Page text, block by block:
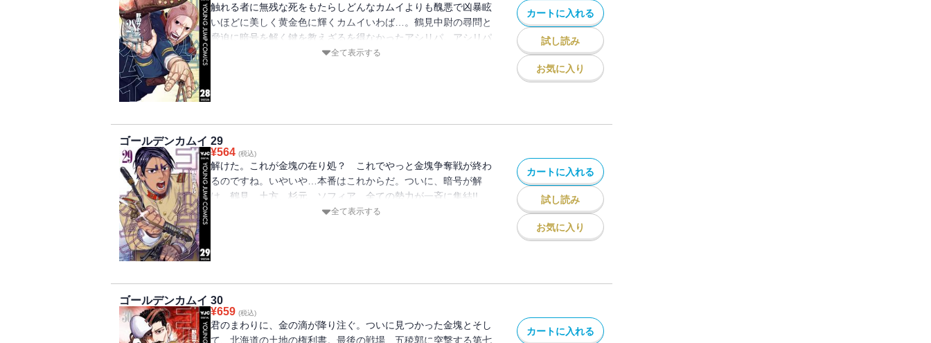
触れる者に無残な死をもたらしどんなカムイよりも醜悪で凶暴眩
いほどに美しく黄金色に輝くカムイいわば…。鶴見中尉の尋問と
脅迫に暗号を解く鍵を教えざるを得なかったアシリパ。アシリパ
争奪戦は、暗号解読戦へ!! ついに、ゴールデンカムイが眠る土
全て表示する
カートに入れる
試し読み
お気に入り
ゴールデンカムイ 29
¥564 (税込)
解けた。これが金塊の在り処？ これでやっと金塊争奪戦が終わ
るのですね。いやいや…本番はこれからだ。ついに、暗号が解
け、鶴見、土方、杉元、ソフィア、全ての勢力が一斉に集結!!
舞台は、函館、五稜郭。終わりが始まる第29巻!!!!!!!
全て表示する
カートに入れる
試し読み
お気に入り
ゴールデンカムイ 30
¥659 (税込)
君のまわりに、金の滴が降り注ぐ。ついに見つかった金塊とそし
て、北海道の土地の権利書。最後の戦場、五稜郭に突撃する第七
カートに入れる